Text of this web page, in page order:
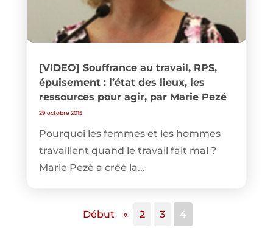
[VIDEO] Souffrance au travail, RPS,
épuisement : l’état des lieux, les
ressources pour agir, par Marie Pezé
29 octobre 2015
Pourquoi les femmes et les hommes
travaillent quand le travail fait mal ?
Marie Pezé a créé la...
Début « 2 3 4